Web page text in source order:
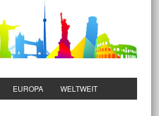
EUROPA WELTWEIT